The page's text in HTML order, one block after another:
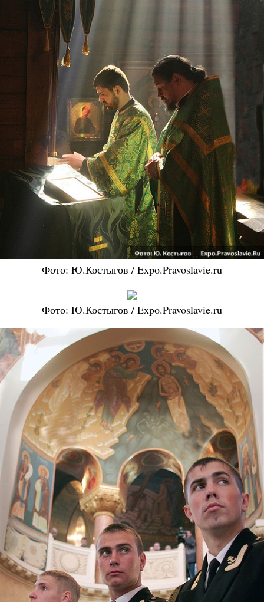
Фото: Ю.Костыгов / Expo.Pravoslavie.ru
Фото: Ю.Костыгов / Expo.Pravoslavie.ru